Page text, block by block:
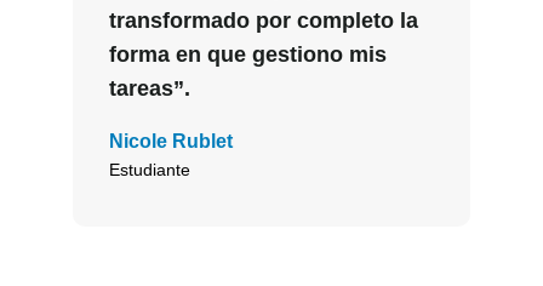
transformado por completo la
forma en que gestiono mis
tareas”.
Nicole Rublet
Estudiante